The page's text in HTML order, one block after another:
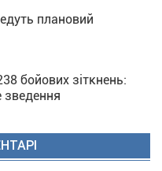
плановий
бойових зіткнень: